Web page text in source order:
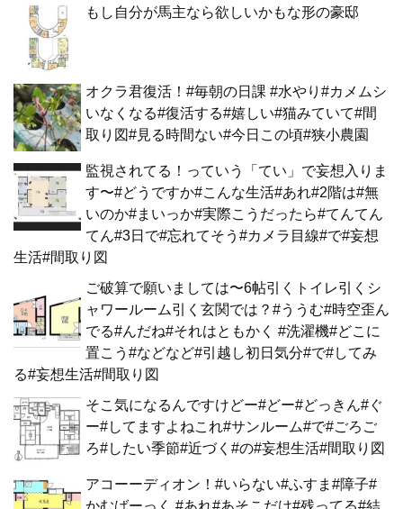
もし自分が馬主なら欲しいかもな形の豪邸
オクラ君復活！#毎朝の日課 #水やり#カメムシ
いなくなる#復活する#嬉しい#猫みていて#間
取り図#見る時間ない#今日この頃#狭小農園
監視されてる！っていう「てい」で妄想入りま
す〜#どうですか#こんな生活#あれ#2階は#無
いのか#まいっか#実際こうだったら#てんてん
てん#3日で#忘れてそう#カメラ目線#で#妄想
生活#間取り図
ご破算で願いましては〜6帖引くトイレ引くシ
ャワールーム引く玄関では？#ううむ#時空歪ん
でる#んだね#それはともかく #洗濯機#どこに
置こう#などなど#引越し初日気分#で#してみ
る#妄想生活#間取り図
そこ気になるんですけどー#どー#どっきん#ぐ
ー#してますよねこれ#サンルーム#で#ごろご
ろ#したい季節#近づく#の#妄想生活#間取り図
アコーーディオン！#いらない#ふすま#障子#